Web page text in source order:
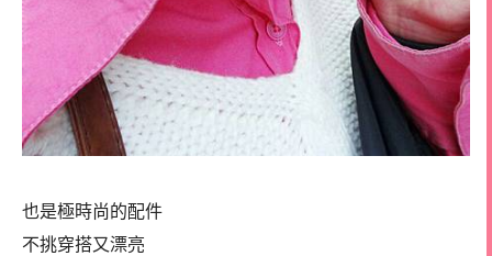
也是極時尚的配件
不挑穿搭又漂亮